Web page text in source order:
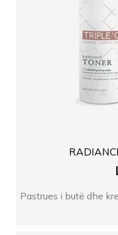
Pastrues i butë dhe